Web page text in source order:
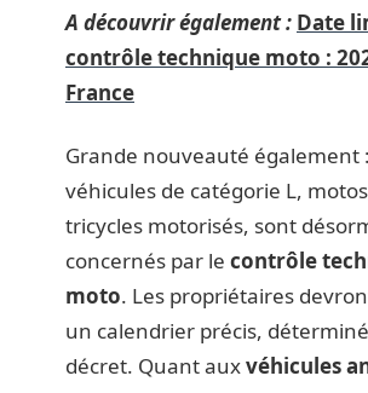
A découvrir également : Date
contrôle technique moto :
France
Grande nouveauté également
véhicules de catégorie L,
tricycles motorisés, sont
concernés par le contrôle
moto. Les propriétaires
un calendrier précis,
décret. Quant auxvéhicules